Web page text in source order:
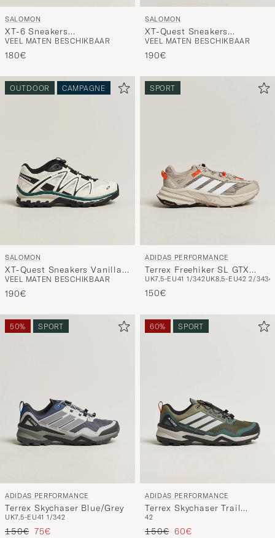
SALOMON
XT-6 Sneakers
Walnut/Maritime Blue
VEEL MATEN BESCHIKBAAR
180€
SALOMON
XT-Quest Sneakers
Black/Asphalt
VEEL MATEN BESCHIKBAAR
190€
OUTDOOR CAMPAGNE
SALOMON
XT-Quest Sneakers Vanilla
Ice/Black
VEEL MATEN BESCHIKBAAR
190€
SPORT
ADIDAS PERFORMANCE
Terrex Freehiker SL GTX
Beige/White
UK7,5-EU41 1/342UK8,5-EU42 2/343
150€
50% SPORT
ADIDAS PERFORMANCE
Terrex Skychaser Blue/Grey
UK7,5-EU41 1/342
Reguliere prijs
150€ Verlaagd prijs
75€
60% SPORT
ADIDAS PERFORMANCE
Terrex Skychaser Trail
Sneaker Olive/Grey
42
Reguliere prijs
150€ Verlaagd prijs
60€